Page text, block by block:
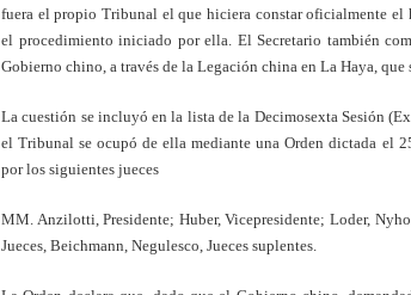
fuera el propio Tribunal el que hiciera constar oficialmente
el procedimiento iniciado por ella. El Secretario también
Gobierno chino, a través de la Legación china en La Haya, que
La cuestión se incluyó en la lista de la Decimosexta Sesión
el Tribunal se ocupó de ella mediante una Orden dictada el
por los siguientes jueces
MM. Anzilotti, Presidente; Huber, Vicepresidente; Loder,
Jueces, Beichmann, Negulesco, Jueces suplentes.